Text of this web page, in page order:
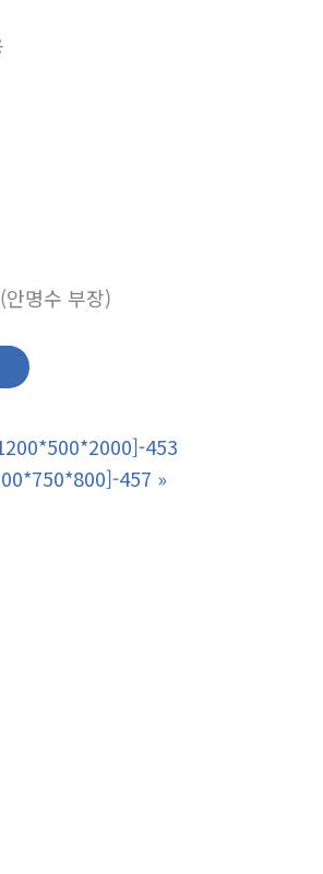
명수 부장)
453
457 »